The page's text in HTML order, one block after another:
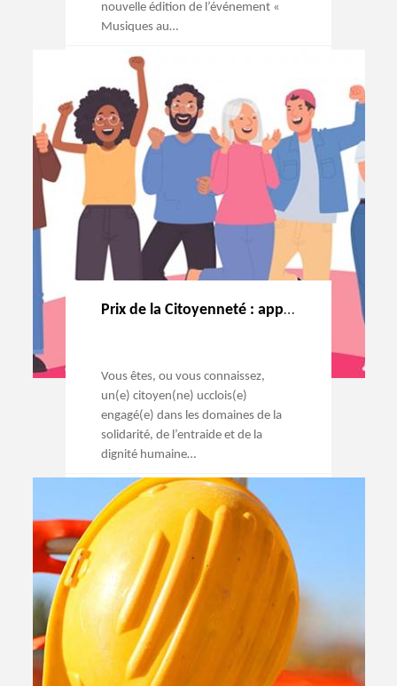
nouvelle édition de l’événement «
Musiques au…
Prix de la Citoyenneté : appel à candidatures !
Vous êtes, ou vous connaissez,
un(e) citoyen(ne) ucclois(e)
engagé(e) dans les domaines de la
solidarité, de l’entraide et de la
dignité humaine…